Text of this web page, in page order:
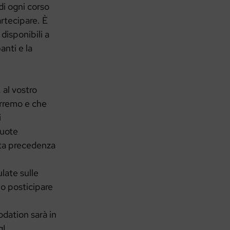
ogni corso
È
a
e la
al vostro
e che
precedenza
sulle
posticipare
sarà in